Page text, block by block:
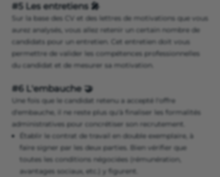
#5 Les entretiens 🎤
Sur la base des CV et des lettres de motivations que vous
aurez analysés, vous allez retenir un certain nombre de
candidats pour un entretien. Cet entretien doit vous
permettre de valider les compétences professionnelles
du candidat et de mesurer sa motivation.
#6 L'embauche 🤝
Une fois que le candidat retenu a accepté l'offre
d'embauche, il ne reste plus qu'à finaliser les formalités
administratives pour concrétiser son recrutement.
Établir le contrat de travail en double exemplaire, à
faire signer par les deux parties. Bien vérifier que
toutes les conditions négociées (rémunération,
avantages sociaux, etc.) y figurent.